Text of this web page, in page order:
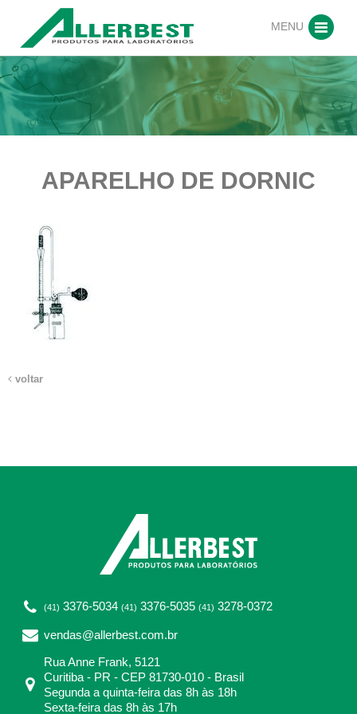
MENU
APARELHO DE DORNIC
voltar
(41) 3376-5034 (41) 3376-5035 (41) 3278-0372
vendas@allerbest.com.br
Rua Anne Frank, 5121
Curitiba - PR - CEP 81730-010 - Brasil
Segunda a quinta-feira das 8h às 18h
Sexta-feira das 8h às 17h